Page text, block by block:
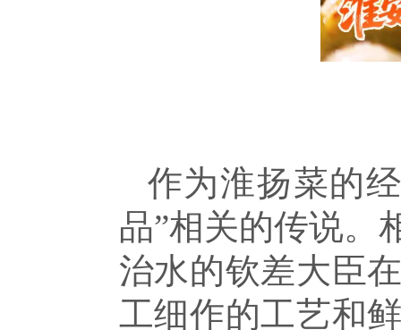
作为淮扬菜的
品”相关的传说。
治水的钦差大臣
工细作的工艺和